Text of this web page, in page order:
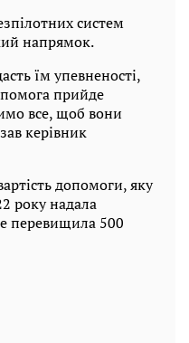
систем
напрямок.
їм упевненості,
прийде
все, щоб вони
керівник
допомоги, яку
року надала
перевищила 500